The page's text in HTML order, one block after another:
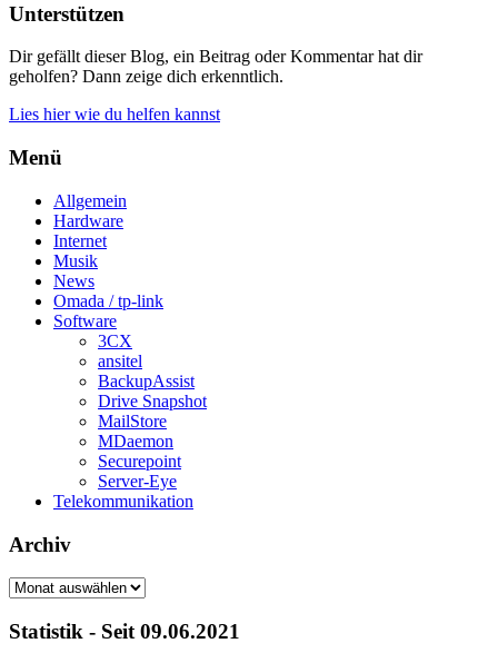
Unterstützen
Dir gefällt dieser Blog, ein Beitrag oder Kommentar hat dir
geholfen? Dann zeige dich erkenntlich.
Lies hier wie du helfen kannst
Menü
Allgemein
Hardware
Internet
Musik
News
Omada / tp-link
Software
3CX
ansitel
BackupAssist
Drive Snapshot
MailStore
MDaemon
Securepoint
Server-Eye
Telekommunikation
Archiv
Archiv
Statistik - Seit 09.06.2021